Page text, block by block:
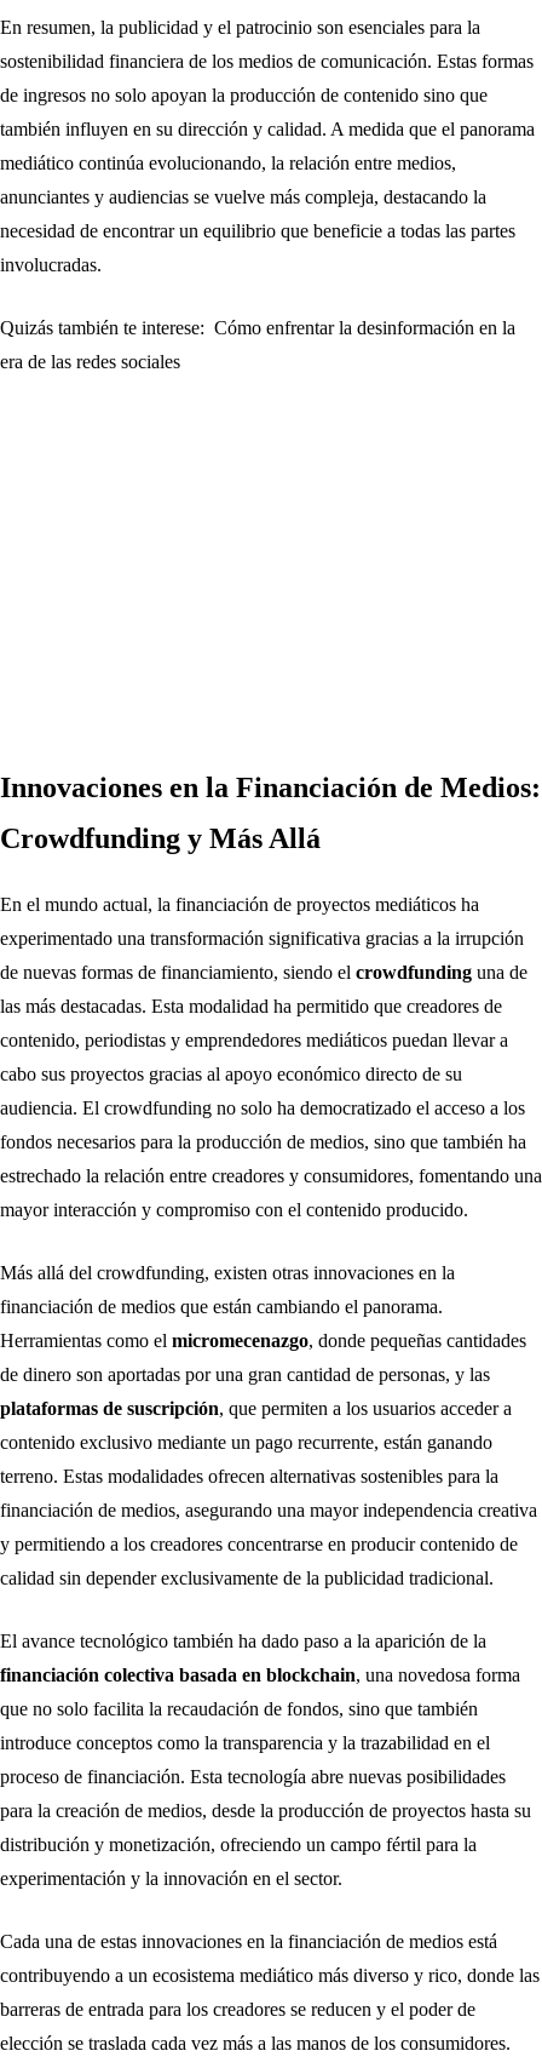
En resumen, la publicidad y el patrocinio son esenciales para la
sostenibilidad financiera de los medios de comunicación. Estas formas
de ingresos no solo apoyan la producción de contenido sino que
también influyen en su dirección y calidad. A medida que el panorama
mediático continúa evolucionando, la relación entre medios,
anunciantes y audiencias se vuelve más compleja, destacando la
necesidad de encontrar un equilibrio que beneficie a todas las partes
involucradas.
Quizás también te interese: Cómo enfrentar la desinformación en la
era de las redes sociales
Innovaciones en la Financiación de Medios:
Crowdfunding y Más Allá
En el mundo actual, la financiación de proyectos mediáticos ha
experimentado una transformación significativa gracias a la irrupción
de nuevas formas de financiamiento, siendo el crowdfunding una de
las más destacadas. Esta modalidad ha permitido que creadores de
contenido, periodistas y emprendedores mediáticos puedan llevar a
cabo sus proyectos gracias al apoyo económico directo de su
audiencia. El crowdfunding no solo ha democratizado el acceso a los
fondos necesarios para la producción de medios, sino que también ha
estrechado la relación entre creadores y consumidores, fomentando una
mayor interacción y compromiso con el contenido producido.
Más allá del crowdfunding, existen otras innovaciones en la
financiación de medios que están cambiando el panorama.
Herramientas como el micromecenazgo, donde pequeñas cantidades
de dinero son aportadas por una gran cantidad de personas, y las
plataformas de suscripción, que permiten a los usuarios acceder a
contenido exclusivo mediante un pago recurrente, están ganando
terreno. Estas modalidades ofrecen alternativas sostenibles para la
financiación de medios, asegurando una mayor independencia creativa
y permitiendo a los creadores concentrarse en producir contenido de
calidad sin depender exclusivamente de la publicidad tradicional.
El avance tecnológico también ha dado paso a la aparición de la
financiación colectiva basada en blockchain, una novedosa forma
que no solo facilita la recaudación de fondos, sino que también
introduce conceptos como la transparencia y la trazabilidad en el
proceso de financiación. Esta tecnología abre nuevas posibilidades
para la creación de medios, desde la producción de proyectos hasta su
distribución y monetización, ofreciendo un campo fértil para la
experimentación y la innovación en el sector.
Cada una de estas innovaciones en la financiación de medios está
contribuyendo a un ecosistema mediático más diverso y rico, donde las
barreras de entrada para los creadores se reducen y el poder de
elección se traslada cada vez más a las manos de los consumidores.